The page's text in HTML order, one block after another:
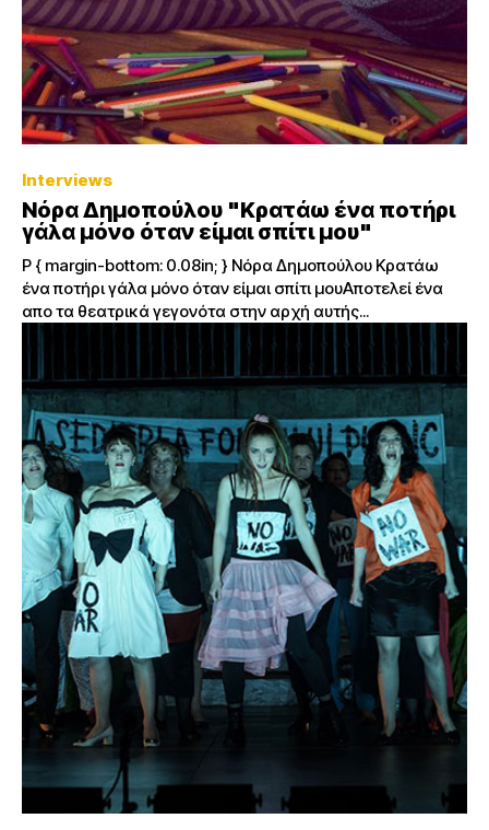
Interviews
Νόρα Δημοπούλου "Κρατάω ένα ποτήρι
γάλα μόνο όταν είμαι σπίτι μου"
P { margin-bottom: 0.08in; } Νόρα Δημοπούλου Κρατάω
ένα ποτήρι γάλα μόνο όταν είμαι σπίτι μουΑποτελεί ένα
απο τα θεατρικά γεγονότα στην αρχή αυτής...